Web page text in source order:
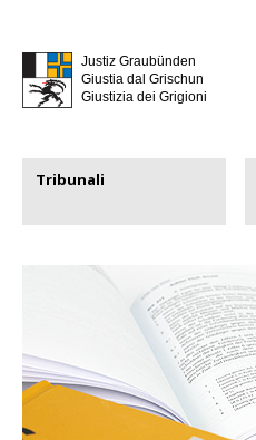
Justiz Graubünden
Giustia dal Grischun
Giustizia dei Grigioni
Tribunali